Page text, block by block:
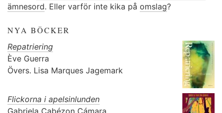
ämnesord. Eller varför inte kika på omslag?
NYA BÖCKER
Repatriering
Ève Guerra
Övers. Lisa Marques Jagemark
Flickorna i apelsinlunden